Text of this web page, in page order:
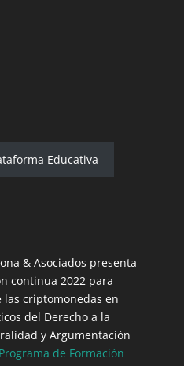
Educativa
& Asociados presenta
continua 2022 para
criptomonedas en
del Derecho a la
y Argumentación
de Formación